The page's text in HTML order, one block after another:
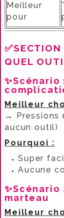
Meilleur
pour
QUEL
Meilleur
→ Pressions
aucun outil)
Pourquoi :
Super
Aucune
marteau
Meilleur